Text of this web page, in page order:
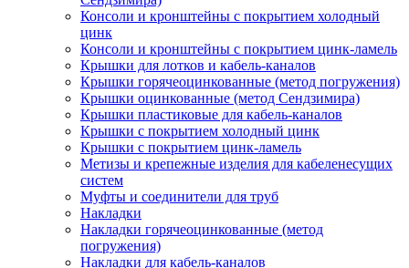
Консоли и кронштейны с покрытием холодный
цинк
Консоли и кронштейны с покрытием цинк-ламель
Крышки для лотков и кабель-каналов
Крышки горячеоцинкованные (метод погружения)
Крышки оцинкованные (метод Сендзимира)
Крышки пластиковые для кабель-каналов
Крышки с покрытием холодный цинк
Крышки с покрытием цинк-ламель
Метизы и крепежные изделия для кабеленесущих
систем
Муфты и соединители для труб
Накладки
Накладки горячеоцинкованные (метод
погружения)
Накладки для кабель-каналов